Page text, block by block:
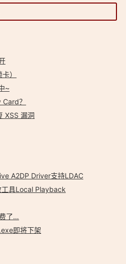
）
~
？
XSS 漏洞
A2DP Driver支持LDAC
工具Local Playback
了…
即将下架